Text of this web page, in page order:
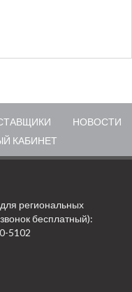
НОВОСТИ
КАБИНЕТ
региональных
бесплатный):
5102